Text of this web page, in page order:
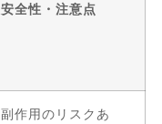
安全性・注意点
副作用のリスクあ